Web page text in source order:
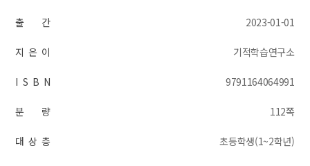
출 간 2023-01-01
지 은 이 기적학습연구소
I S B N 9791164064991
분 량 112쪽
대 상 층 초등학생(1~2학년)